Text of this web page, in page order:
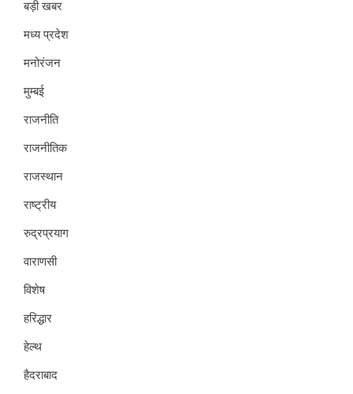
बड़ी खबर
मध्य प्रदेश
मनोरंजन
मुम्बई
राजनीति
राजनीतिक
राजस्थान
राष्ट्रीय
रुद्रप्रयाग
वाराणसी
विशेष
हरिद्धार
हेल्थ
हैदराबाद